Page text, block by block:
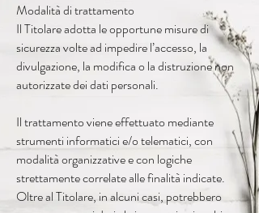
Modalità di trattamento
Il Titolare adotta le opportune misure di
sicurezza volte ad impedire l’accesso, la
divulgazione, la modifica o la distruzione non
autorizzate dei dati personali.
Il trattamento viene effettuato mediante
strumenti informatici e/o telematici, con
modalità organizzative e con logiche
strettamente correlate alle finalità indicate.
Oltre al Titolare, in alcuni casi, potrebbero